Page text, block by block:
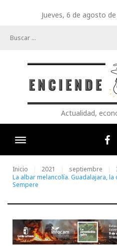
Jueves, 6 de agosto
Actualidad,
Inicio 2021 septiembre
La albar melancolía. Guadalajara,
Sempere